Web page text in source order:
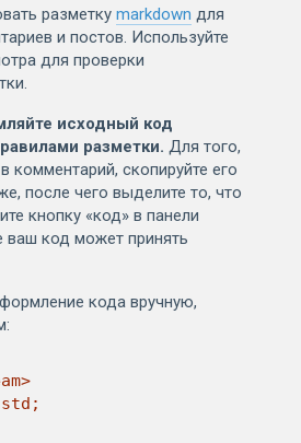
разметку markdown для
и постов. Используйте
для проверки
исходный код
разметки. Для того,
комментарий, скопируйте его
после чего выделите то, что
кнопку «код» в панели
ваш код может принять
кода вручную,
std;